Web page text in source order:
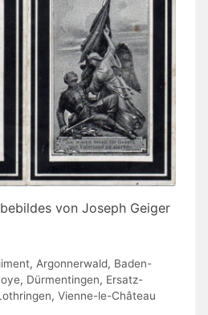
von Joseph Geiger
, Argonnerwald, Baden-
, Dürmentingen, Ersatz-
, Vienne-le-Château